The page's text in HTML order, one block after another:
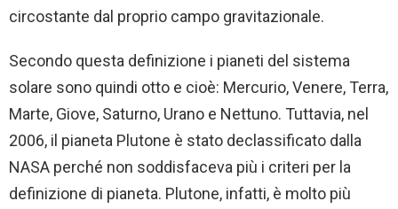
circostante dal proprio campo gravitazionale.
Secondo questa definizione i pianeti del sistema
solare sono quindi otto e cioè: Mercurio, Venere, Terra,
Marte, Giove, Saturno, Urano e Nettuno. Tuttavia, nel
2006, il pianeta Plutone è stato declassificato dalla
NASA perché non soddisfaceva più i criteri per la
definizione di pianeta. Plutone, infatti, è molto più